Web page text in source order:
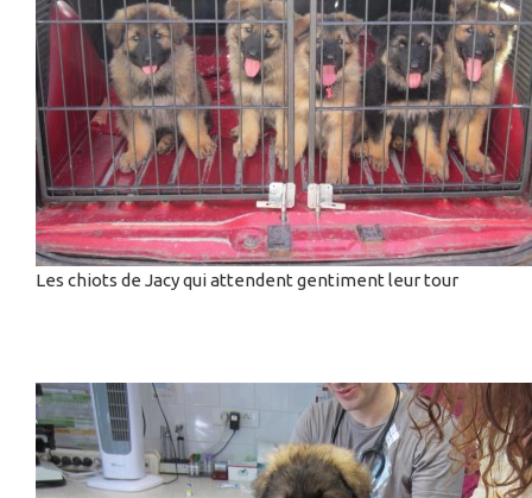
Les chiots de Jacy qui attendent gentiment leur tour